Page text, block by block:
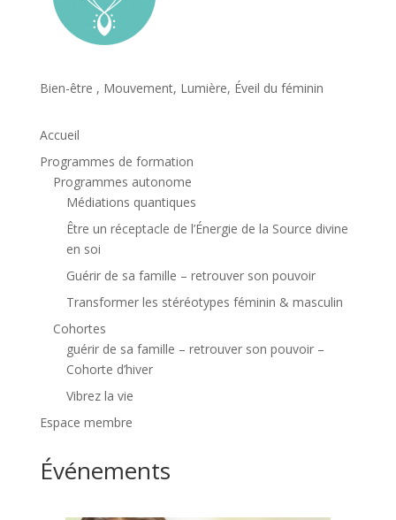
Bien-être , Mouvement, Lumière, Éveil du féminin
Accueil
Programmes de formation
Programmes autonome
Médiations quantiques
Être un réceptacle de l’Énergie de la Source divine
en soi
Guérir de sa famille – retrouver son pouvoir
Transformer les stéréotypes féminin & masculin
Cohortes
guérir de sa famille – retrouver son pouvoir –
Cohorte d’hiver
Vibrez la vie
Espace membre
Événements